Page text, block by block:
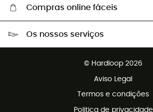
Compras online fáceis
Os nossos serviços
© Hardloop 2026
Aviso Legal
Termos e condições
Politica de privacidade